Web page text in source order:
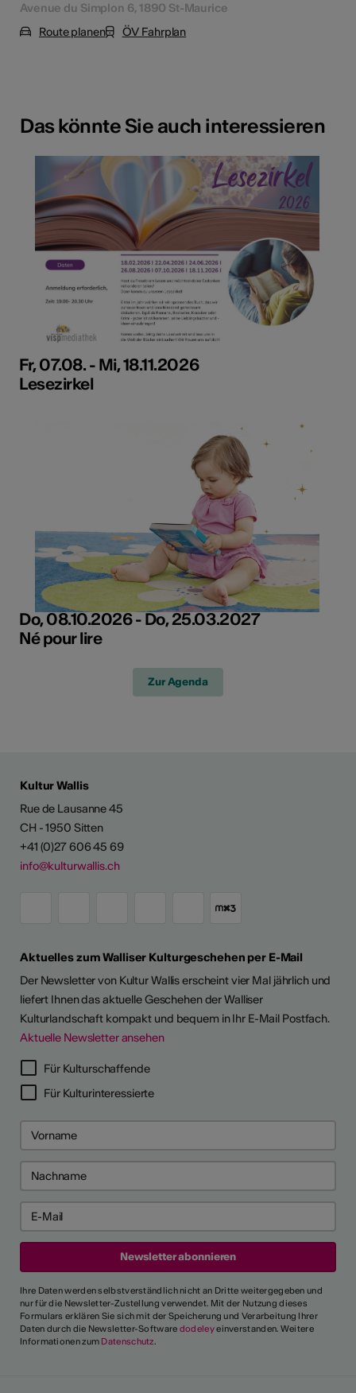
Avenue du Simplon 6, 1890 St-Maurice
Route planen
ÖV Fahrplan
Das könnte Sie auch interessieren
Fr, 07.08. - Mi, 18.11.2026
Lesezirkel
Do, 08.10.2026 - Do, 25.03.2027
Né pour lire
Zur Agenda
Kultur Wallis
Rue de Lausanne 45
CH - 1950 Sitten
+41 (0)27 606 45 69
info@kulturwallis.ch
Aktuelles zum Walliser Kulturgeschehen per E-Mail
Der Newsletter von Kultur Wallis erscheint vier Mal jährlich und
liefert Ihnen das aktuelle Geschehen der Walliser
Kulturlandschaft kompakt und bequem in Ihr E-Mail Postfach.
Aktuelle Newsletter ansehen
Für Kulturschaffende
Für Kulturinteressierte
Ihre Daten werden selbstverständlich nicht an Dritte weitergegeben und
nur für die Newsletter-Zustellung verwendet. Mit der Nutzung dieses
Formulars erklären Sie sich mit der Speicherung und Verarbeitung Ihrer
Daten durch die Newsletter-Software dodeleyeinverstanden. Weitere
Informationen zum Datenschutz.